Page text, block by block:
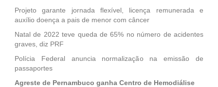
Projeto garante jornada flexível, licença remunerada e
auxílio doença a pais de menor com câncer
Natal de 2022 teve queda de 65% no número de acidentes
graves, diz PRF
Polícia Federal anuncia normalização na emissão de
passaportes
Agreste de Pernambuco ganha Centro de Hemodiálise